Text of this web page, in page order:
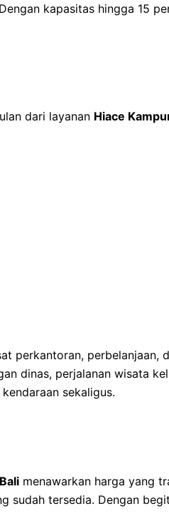
kapasitas hingga 15
dari layanan Hiace
perkantoran, perbelanjaan,
dinas, perjalanan wisata
sekaligus.
menawarkan harga yang
sudah tersedia. Dengan